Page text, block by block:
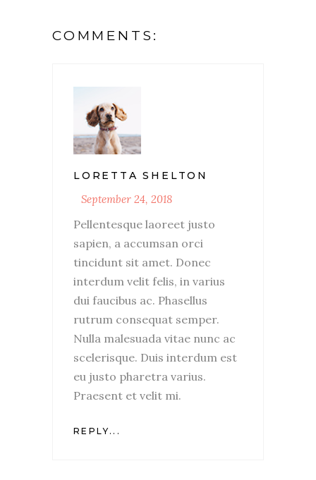
COMMENTS:
LORETTA SHELTON
September 24, 2018
Pellentesque laoreet justo
sapien, a accumsan orci
tincidunt sit amet. Donec
interdum velit felis, in varius
dui faucibus ac. Phasellus
rutrum consequat semper.
Nulla malesuada vitae nunc ac
scelerisque. Duis interdum est
eu justo pharetra varius.
Praesent et velit mi.
REPLY...